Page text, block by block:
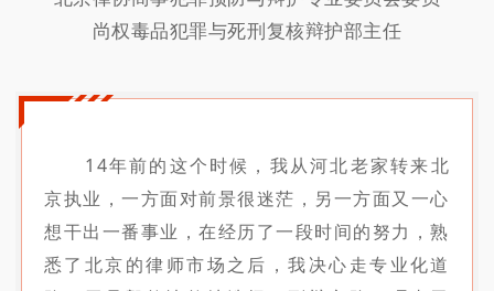
尚权毒品犯罪与死刑复核辩护部主任
14年前的这个时候，我从河北老家转来北
京执业，一方面对前景很迷茫，另一方面又一心
想干出一番事业，在经历了一段时间的努力，熟
悉了北京的律师市场之后，我决心走专业化道